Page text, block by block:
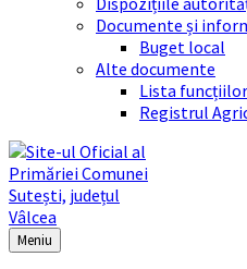
Documente și
Buget local
Alte documente
Lista funcțiilor
Registrul
Meniu